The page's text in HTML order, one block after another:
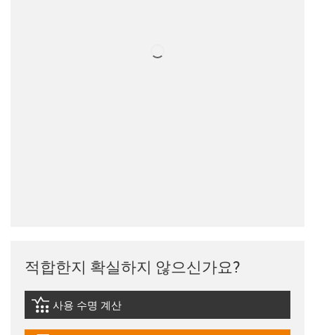
적합한지 확실하지 않으신가요?
igus-icon-lebensdauerrechner
사용 수명 계산